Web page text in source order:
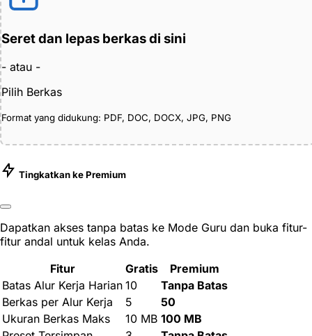
Seret dan lepas berkas di sini
- atau -
Pilih Berkas
Format yang didukung: PDF, DOC, DOCX, JPG, PNG
Tingkatkan ke Premium
Dapatkan akses tanpa batas ke Mode Guru dan buka fitur-
fitur andal untuk kelas Anda.
Fitur
Gratis
Premium
Batas Alur Kerja Harian 10
Tanpa Batas
Berkas per Alur Kerja
5
50
Ukuran Berkas Maks
10 MB 100 MB